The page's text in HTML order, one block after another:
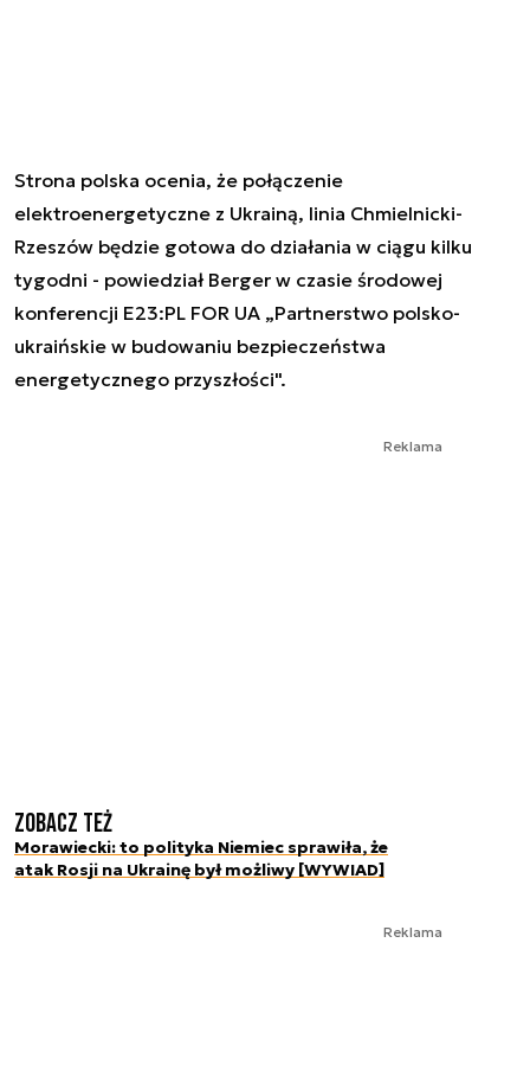
Strona polska ocenia, że połączenie
elektroenergetyczne z Ukrainą, linia Chmielnicki-
Rzeszów będzie gotowa do działania w ciągu kilku
tygodni - powiedział Berger w czasie środowej
konferencji E23:PL FOR UA „Partnerstwo polsko-
ukraińskie w budowaniu bezpieczeństwa
energetycznego przyszłości".
Reklama
Zobacz też
Morawiecki: to polityka Niemiec sprawiła, że
atak Rosji na Ukrainę był możliwy [WYWIAD]
Reklama